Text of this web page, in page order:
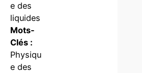
e des
liquides
Mots-
Clés :
Physiqu
e des